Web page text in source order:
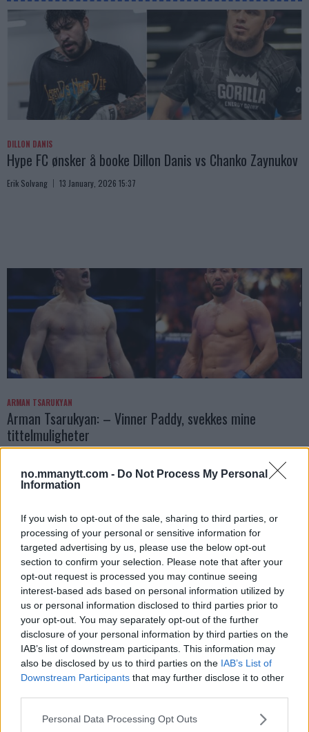
no.mmanytt.com - Do Not Process My Personal
Information
If you wish to opt-out of the sale, sharing to third parties, or
processing of your personal or sensitive information for
targeted advertising by us, please use the below opt-out
section to confirm your selection. Please note that after your
opt-out request is processed you may continue seeing
interest-based ads based on personal information utilized by
us or personal information disclosed to third parties prior to
your opt-out. You may separately opt-out of the further
disclosure of your personal information by third parties on the
IAB’s list of downstream participants. This information may
also be disclosed by us to third parties on the IAB’s List of
Downstream Participants that may further disclose it to other
Please note that this website/app uses one or more Google
Personal Data Processing Opt Outs
DILLON DANIS
Hype FC ønsker å booke Dillon Danis vs Chanko Zaynukov
Erik Solvang 13 January, 2026 15:37
ARMAN TSARUKYAN
Arman Tsarukyan: – Vinner Paddy, svekkes mine
tittelmuligheter
Lekkede UFC?meldinger avslører spillet bak kulissene
Erik Solvang 12 January, 2026 18:40